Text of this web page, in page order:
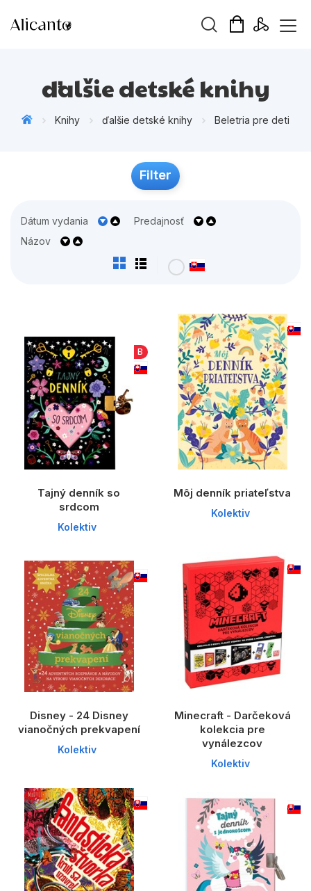
Beletria pre dospelých
Doplnkový sortiment
Počítače
Poézia
Populárno - náučné pre deti
Predškoláci
Výchova a pedagogika
Young adult
Zdravie a životný štýl
Všetky kategórie
ďalšie detské knihy
Knihy ďalšie detské knihy Beletria pre deti
Filter
Dátum vydania
Predajnosť
Názov
B
Tajný denník so
srdcom
Kolektiv
Môj denník priateľstva
Kolektiv
Disney - 24 Disney
vianočných prekvapení
Kolektiv
Minecraft - Darčeková
kolekcia pre
vynálezcov
Kolektiv